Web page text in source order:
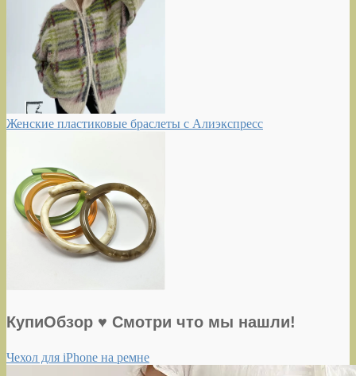
Женские пластиковые браслеты с Алиэкспресс
КупиОбзор ♥ Смотри что мы нашли!
Чехол для iPhone на ремне